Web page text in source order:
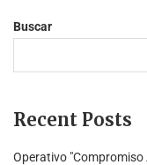
Buscar
Recent Posts
Operativo "Compromiso